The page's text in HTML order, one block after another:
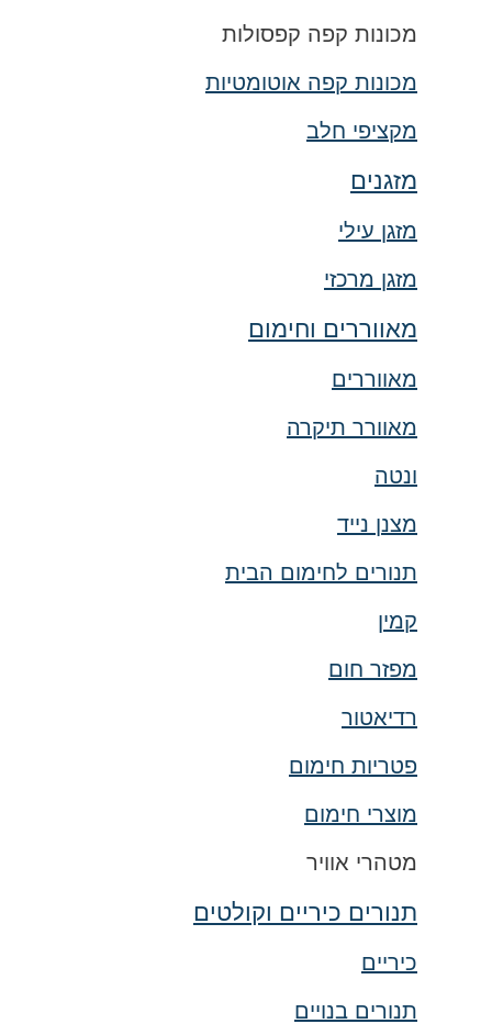
מכונות קפה קפסולות
מכונות קפה אוטומטיות
מקציפי חלב
מזגנים
מזגן עילי
מזגן מרכזי
מאווררים וחימום
מאווררים
מאוורר תיקרה
ונטה
מצנן נייד
תנורים לחימום הבית
קמין
מפזר חום
רדיאטור
פטריות חימום
מוצרי חימום
מטהרי אוויר
תנורים כיריים וקולטים
כיריים
תנורים בנויים